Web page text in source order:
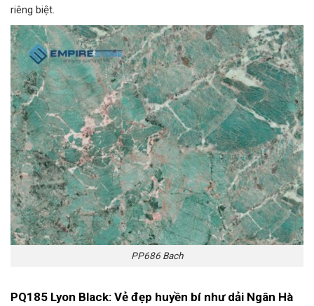
riêng biệt.
PP686 Bach
PQ185 Lyon Black: Vẻ đẹp huyền bí như dải Ngân Hà